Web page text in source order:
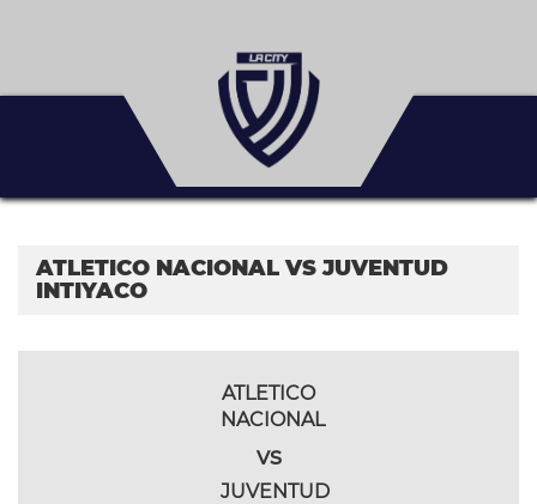
ATLETICO NACIONAL VS JUVENTUD
INTIYACO
ATLETICO
NACIONAL
vs
JUVENTUD